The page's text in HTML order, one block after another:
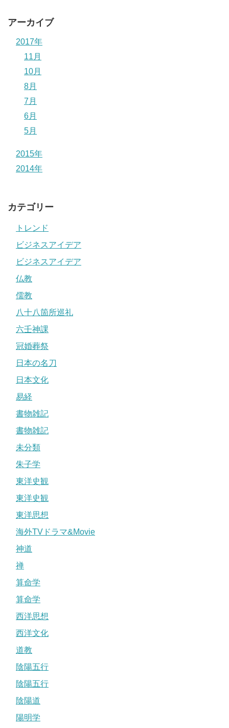
アーカイブ
2017年
11月
10月
8月
7月
6月
5月
2015年
2014年
カテゴリー
トレンド
ビジネスアイデア
ビジネスアイデア
仏教
儒教
八十八箇所巡礼
六壬神課
冠婚葬祭
日本の名刀
日本文化
易経
書物雑記
書物雑記
未分類
朱子学
東洋史観
東洋史観
東洋思想
海外TVドラマ&Movie
神道
禅
算命学
算命学
西洋思想
西洋文化
道教
陰陽五行
陰陽五行
陰陽道
陽明学